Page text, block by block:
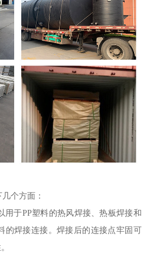
个方面：
用于PP塑料的热风焊接、热板焊接和
的焊接连接。焊接后的连接点牢固可